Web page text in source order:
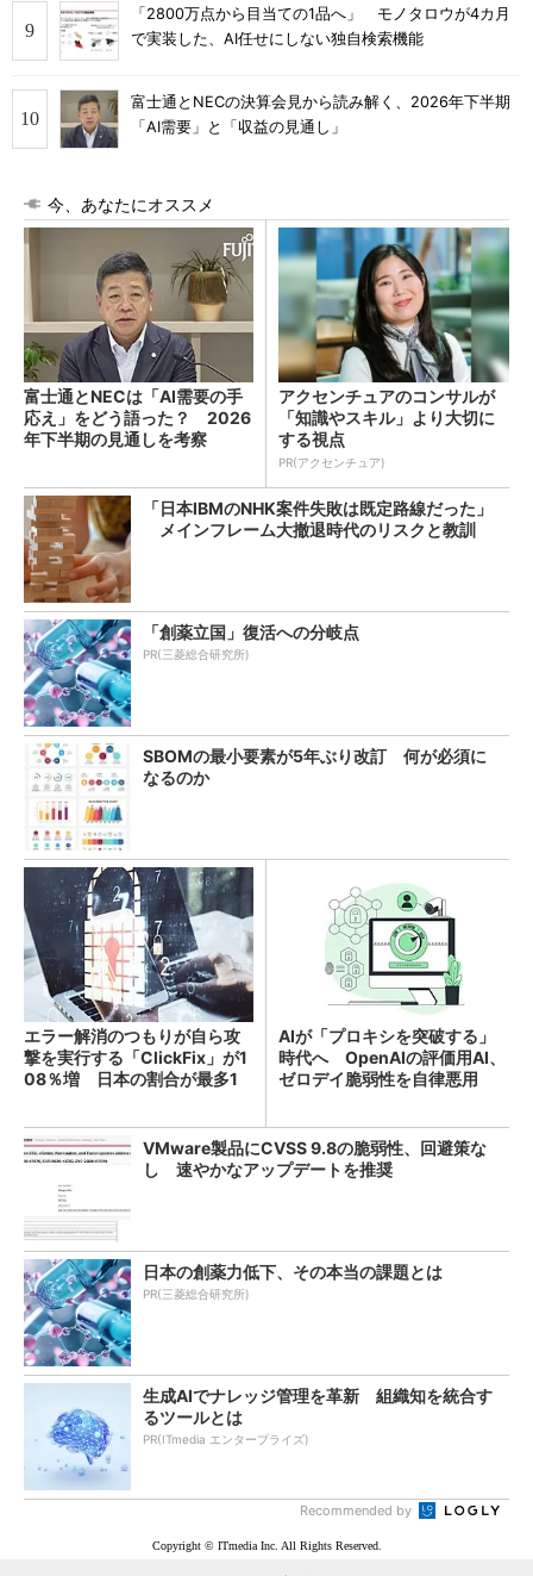
「2800万点から目当ての1品へ」 モノタロウが4カ月
で実装した、AI任せにしない独自検索機能
富士通とNECの決算会見から読み解く、2026年下半期
「AI需要」と「収益の見通し」
今、あなたにオススメ
富士通とNECは「AI需要の手
応え」をどう語った？ 2026
年下半期の見通しを考察
アクセンチュアのコンサルが
「知識やスキル」より大切に
する視点
PR(アクセンチュア)
「日本IBMのNHK案件失敗は既定路線だった」
メインフレーム大撤退時代のリスクと教訓
「創薬立国」復活への分岐点
PR(三菱総合研究所)
SBOMの最小要素が5年ぶり改訂 何が必須に
なるのか
エラー解消のつもりが自ら攻
撃を実行する「ClickFix」が1
08％増 日本の割合が最多1
AIが「プロキシを突破する」
時代へ OpenAIの評価用AI、
ゼロデイ脆弱性を自律悪用
VMware製品にCVSS 9.8の脆弱性、回避策な
し 速やかなアップデートを推奨
日本の創薬力低下、その本当の課題とは
PR(三菱総合研究所)
生成AIでナレッジ管理を革新 組織知を統合す
るツールとは
PR(ITmedia エンタープライズ)
Recommended by
Copyright © ITmedia Inc. All Rights Reserved.